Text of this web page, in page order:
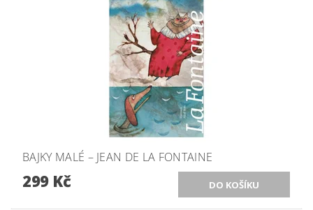
BAJKY MALÉ – JEAN DE LA FONTAINE
299 Kč